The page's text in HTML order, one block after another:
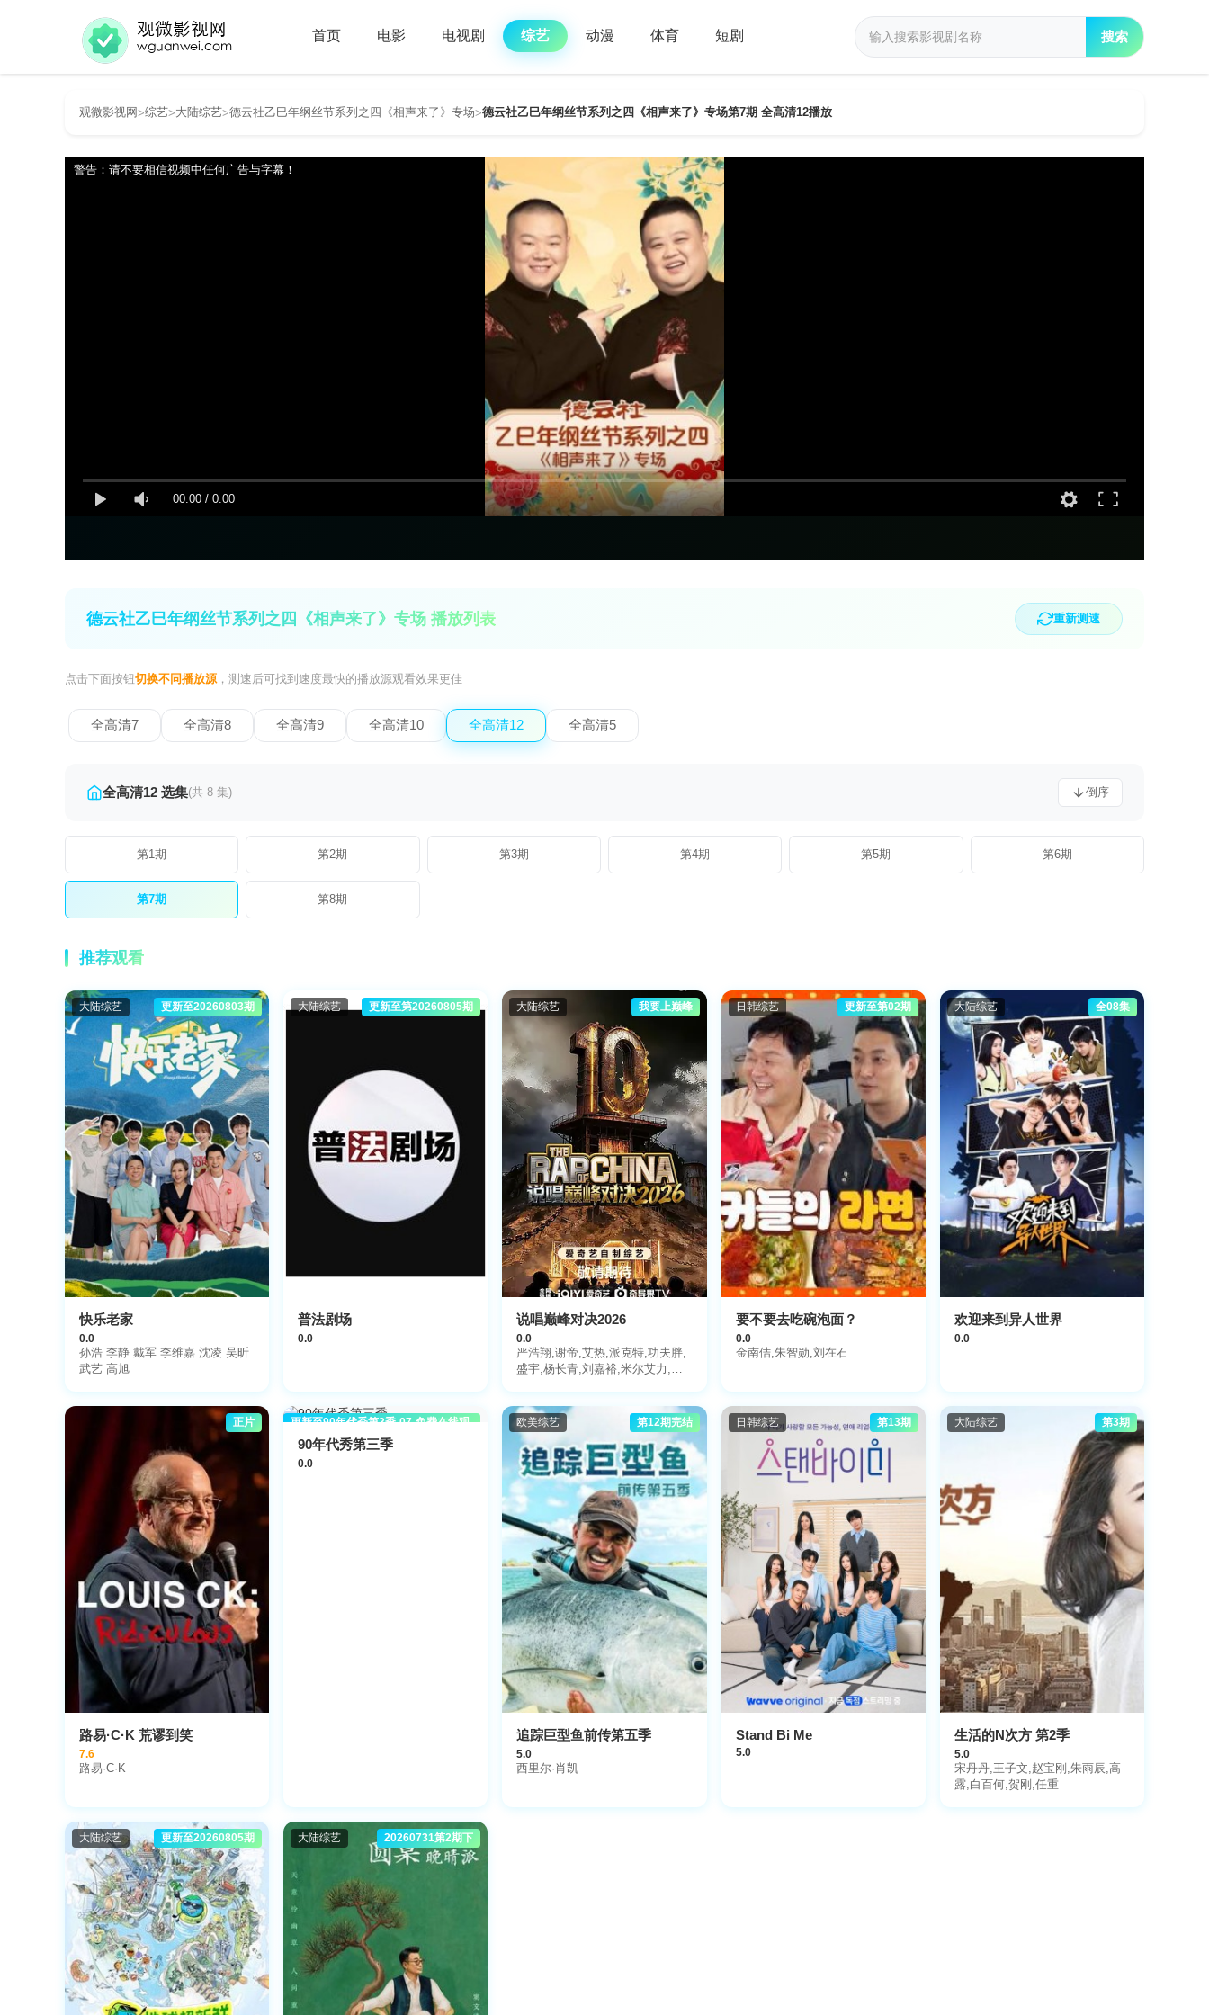
首页 电影 电视剧 综艺 动漫 体育 短剧 搜索
观微影视网>综艺>大陆综艺>德云社乙巳年纲丝节系列之四《相声来了》专场>德云社乙巳年纲丝节系列之四《相声来了》专场第7期 全高清12播放
00:00 / 0:00
警告：请不要相信视频中任何广告与字幕！
德云社乙巳年纲丝节系列之四《相声来了》专场 播放列表 重新测速
点击下面按钮切换不同播放源，测速后可找到速度最快的播放源观看效果更佳
全高清7 全高清8 全高清9 全高清10 全高清12 全高清5
全高清12 选集(共 8 集) 倒序
第1期 第2期 第3期 第4期 第5期 第6期
第7期 第8期
推荐观看
大陆综艺 更新至20260803期
快乐老家
0.0
孙浩 李静 戴军 李维嘉 沈凌 吴昕
武艺 高旭
大陆综艺 更新至第20260805期
普法剧场
0.0
大陆综艺 我要上巅峰
说唱巅峰对决2026
0.0
严浩翔,谢帝,艾热,派克特,功夫胖,
盛宇,杨长青,刘嘉裕,米尔艾力,李
徐赢,郭颖
日韩综艺 更新至第02期
要不要去吃碗泡面？
0.0
金南佶,朱智勋,刘在石
大陆综艺 全08集
欢迎来到异人世界
0.0
正片
路易·C·K 荒谬到笑
7.6
路易·C·K
欧美综艺
更新至90年代秀第3季-07-免费在线观
看-爱壹帆国际版
90年代秀第三季
0.0
欧美综艺 第12期完结
追踪巨型鱼前传第五季
5.0
西里尔·肖凯
日韩综艺 第13期
Stand Bi Me
5.0
大陆综艺 第3期
生活的N次方 第2季
5.0
宋丹丹,王子文,赵宝刚,朱雨辰,高
露,白百何,贺刚,任重
大陆综艺 更新至20260805期 大陆综艺 20260731第2期下